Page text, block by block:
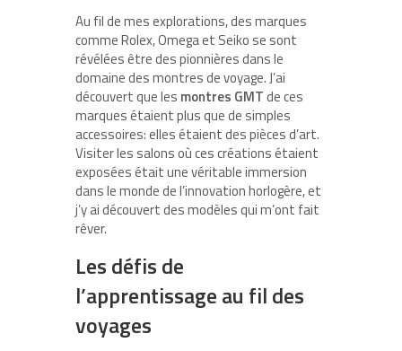
Au fil de mes explorations, des marques
comme Rolex, Omega et Seiko se sont
révélées être des pionnières dans le
domaine des montres de voyage. J’ai
découvert que les montres GMTde ces
marques étaient plus que de simples
accessoires: elles étaient des pièces d’art.
Visiter les salons où ces créations étaient
exposées était une véritable immersion
dans le monde de l’innovation horlogère, et
j’y ai découvert des modèles qui m’ont fait
rêver.
Les défis de
l’apprentissage au fil des
voyages